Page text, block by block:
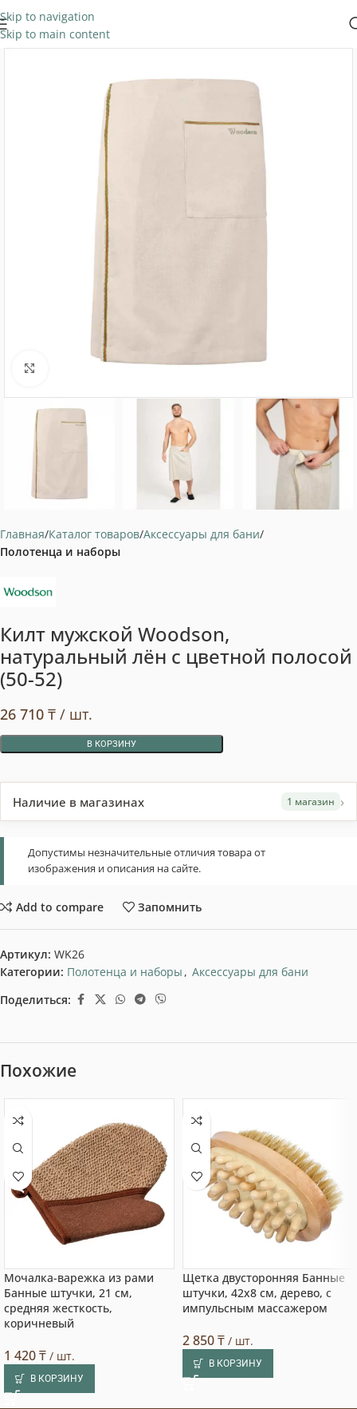
Skip to navigation
Skip to main content
Нажмите, чтобы увеличить
Главная Каталог товаров Аксессуары для бани
Полотенца и наборы
Килт мужской Woodson,
натуральный лён с цветной полосой
(50-52)
26 710 ₸ / шт.
В КОРЗИНУ
Наличие в магазинах 1 магазин ›
Допустимы незначительные отличия товара от
изображения и описания на сайте.
Add to compare Запомнить
Артикул: WK26
Категории: Полотенца и наборы , Аксессуары для бани
Поделиться:
Похожие
Мочалка-варежка из рами
Банные штучки, 21 см,
средняя жесткость,
коричневый
1 420₸ / шт.
В КОРЗИНУ
Щетка двусторонняя Банные
штучки, 42х8 см, дерево, с
импульсным массажером
2 850₸ / шт.
В КОРЗИНУ